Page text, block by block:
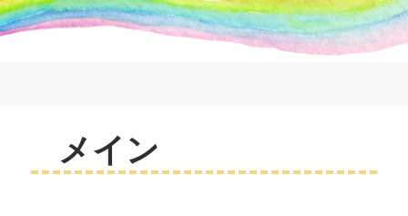
コ
ン
RAINBOWMIMIZU
メイン